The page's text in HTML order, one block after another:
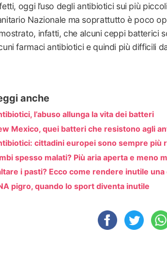
oggi l’uso degli antibiotici sui più
Nazionale ma soprattutto è poco
infatti, che alcuni ceppi batterici
farmaci antibiotici e quindi più difficili
anche
l’abuso allunga la vita dei batteri
Mexico, quei batteri che resistono agli
cittadini europei sono sempre più
spesso malati? Più aria aperta e meno
i pasti? Ecco come rendere inutile una
pigro, quando lo sport diventa inutile